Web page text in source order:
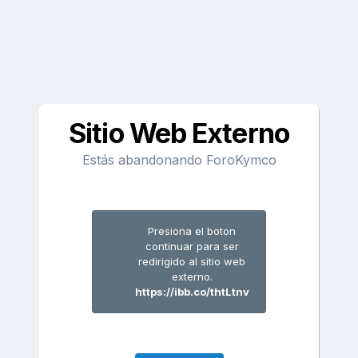
Sitio Web Externo
Estás abandonando ForoKymco
Presiona el boton
continuar para ser
redirigido al sitio web
externo.
https://ibb.co/thtLtnv